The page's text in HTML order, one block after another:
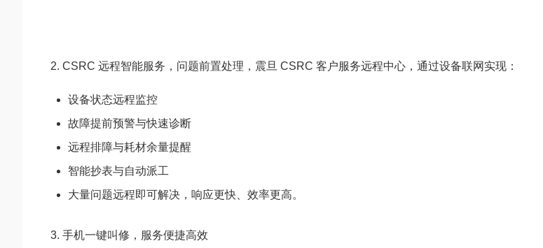
2. CSRC 远程智能服务，问题前置处理，震旦 CSRC 客户服务远程中心，通过设备联网实现：
设备状态远程监控
故障提前预警与快速诊断
远程排障与耗材余量提醒
智能抄表与自动派工
大量问题远程即可解决，响应更快、效率更高。
3. 手机一键叫修，服务便捷高效